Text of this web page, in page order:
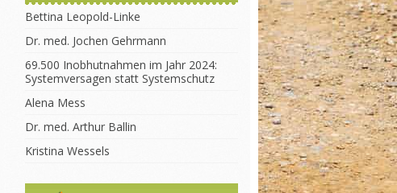
Bettina Leopold-Linke
Dr. med. Jochen Gehrmann
69.500 Inobhutnahmen im Jahr 2024:
Systemversagen statt Systemschutz
Alena Mess
Dr. med. Arthur Ballin
Kristina Wessels